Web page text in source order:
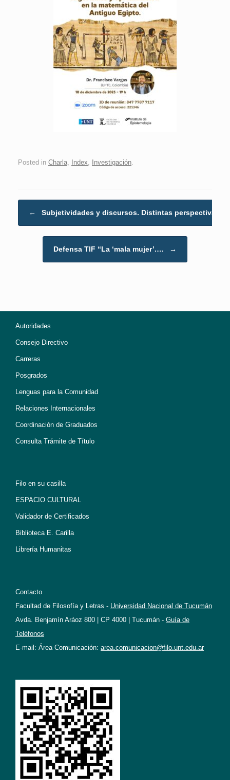
Posted in Charla Index Investigación
← Subjetividades y discursos. Distintas perspectivas
Defensa TIF “La ‘mala mujer’.… →
Autoridades
Consejo Directivo
Carreras
Posgrados
Lenguas para la Comunidad
Relaciones Internacionales
Coordinación de Graduados
Consulta Trámite de Título
Filo en su casilla
ESPACIO CULTURAL
Validador de Certificados
Biblioteca E. Carilla
Librería Humanitas
Contacto
Facultad de Filosofía y Letras - Universidad Nacional de Tucumán
Avda. Benjamín Aráoz 800 | CP 4000 | Tucumán - Guía de
Teléfonos
E-mail: Área Comunicación: area.comunicacion@filo.unt.edu.ar